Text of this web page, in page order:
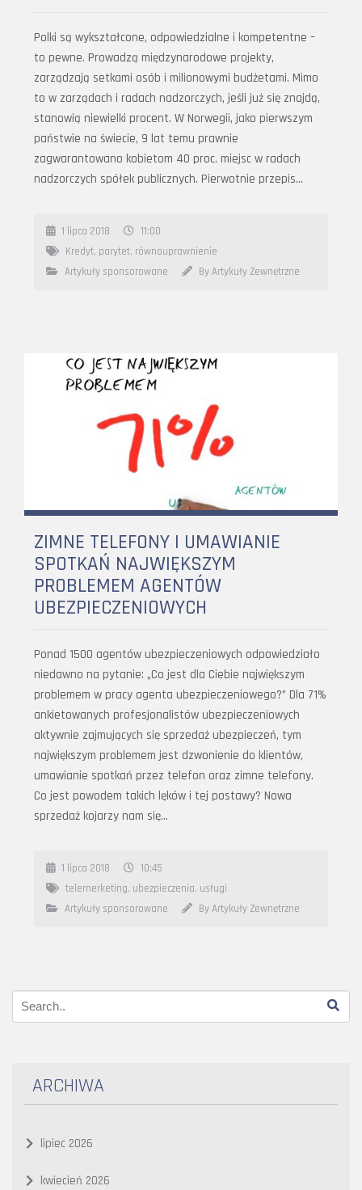
Polki są wykształcone, odpowiedzialne i kompetentne –
to pewne. Prowadzą międzynarodowe projekty,
zarządzają setkami osób i milionowymi budżetami. Mimo
to w zarządach i radach nadzorczych, jeśli już się znajdą,
stanowią niewielki procent. W Norwegii, jako pierwszym
państwie na świecie, 9 lat temu prawnie
zagwarantowano kobietom 40 proc. miejsc w radach
nadzorczych spółek publicznych. Pierwotnie przepis…
1 lipca 2018
11:00
Kredyt, parytet, równouprawnienie
Artykuły sponsorowane
By Artykuły Zewnętrzne
ZIMNE TELEFONY I UMAWIANIE
SPOTKAŃ NAJWIĘKSZYM
PROBLEMEM AGENTÓW
UBEZPIECZENIOWYCH
Ponad 1500 agentów ubezpieczeniowych odpowiedziało
niedawno na pytanie: „Co jest dla Ciebie największym
problemem w pracy agenta ubezpieczeniowego?” Dla 71%
ankietowanych profesjonalistów ubezpieczeniowych
aktywnie zajmujących się sprzedaż ubezpieczeń, tym
największym problemem jest dzwonienie do klientów,
umawianie spotkań przez telefon oraz zimne telefony.
Co jest powodem takich lęków i tej postawy? Nowa
sprzedaż kojarzy nam się…
1 lipca 2018
10:45
telemerketing, ubezpieczenia, usługi
Artykuły sponsorowane
By Artykuły Zewnętrzne
ARCHIWA
lipiec 2026
kwiecień 2026